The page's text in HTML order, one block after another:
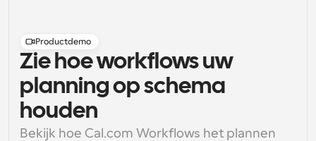
Productdemo
Zie hoe workflows uw
planning op schema
houden
Bekijk hoe Cal.com Workflows het plannen